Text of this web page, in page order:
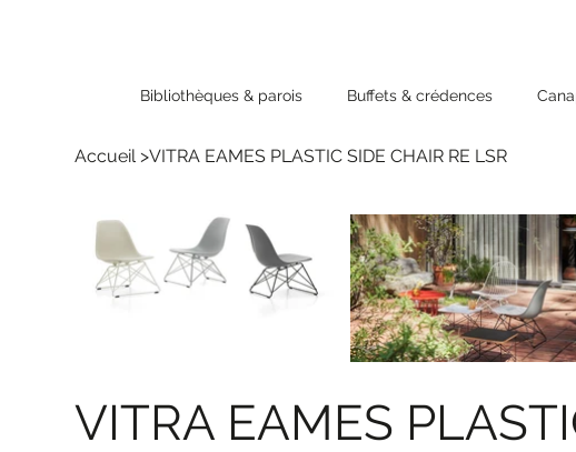
Bibliothèques & parois Buffets & crédences
Accueil >VITRA EAMES PLASTIC SIDE CHAIR RE LSR
VITRA EAMES